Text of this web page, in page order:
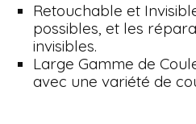
Retouchable et
possibles, et les
invisibles.
Large Gamme de
avec une variété de